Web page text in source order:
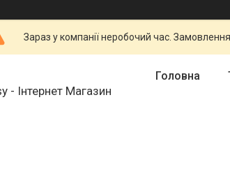
Зараз у компанії неробочий час.
- Інтернет Магазин
Головна